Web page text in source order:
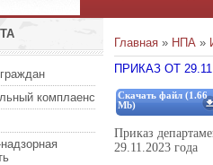
комплаенс
Главная » НПА »
ПРИКАЗ ОТ
Скачать файл (1.66
Mb)
Приказ
29.11.2023 года